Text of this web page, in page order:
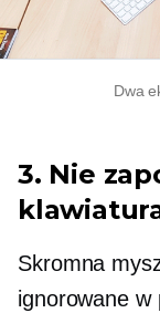
Dwa
3. Nie
Skromna
ignorowane w